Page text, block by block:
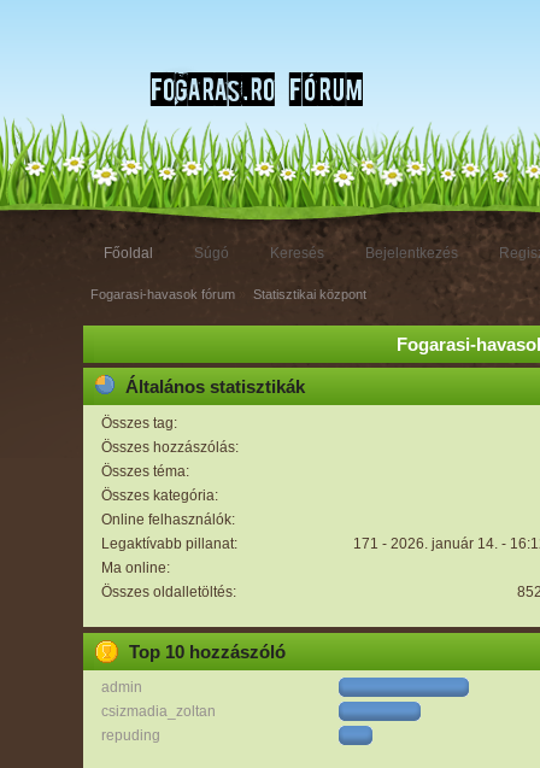
Főoldal Súgó Keresés Bejelentkezés
Fogarasi-havasok fórum Statisztikai központ
Fogarasi-
Általános statisztikák
Összes tag:
Összes hozzászólás:
Összes téma:
Összes kategória:
Online felhasználók:
Legaktívabb pillanat:
171 - 2026. január 14. -
Ma online:
Összes oldalletöltés:
Top 10 hozzászóló
admin
csizmadia_zoltan
repuding